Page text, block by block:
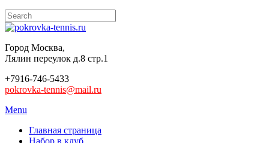
Город Москва,
Лялин переулок д.8 стр.1
+7916-746-5433
pokrovka-tennis@mail.ru
Menu
Главная страница
Набор в клуб